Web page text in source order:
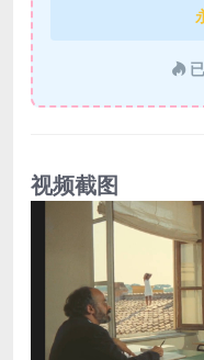
视频截图